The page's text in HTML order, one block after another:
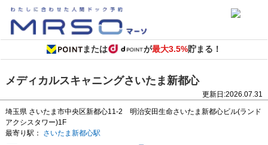
または が最大3.5%貯まる！
メディカルスキャニングさいたま新都心
更新日:2026.07.31
埼玉県 さいたま市中央区新都心11-2 明治安田生命さいたま新都心ビル(ランド
アクシスタワー)1F
最寄り駅： さいたま新都心駅